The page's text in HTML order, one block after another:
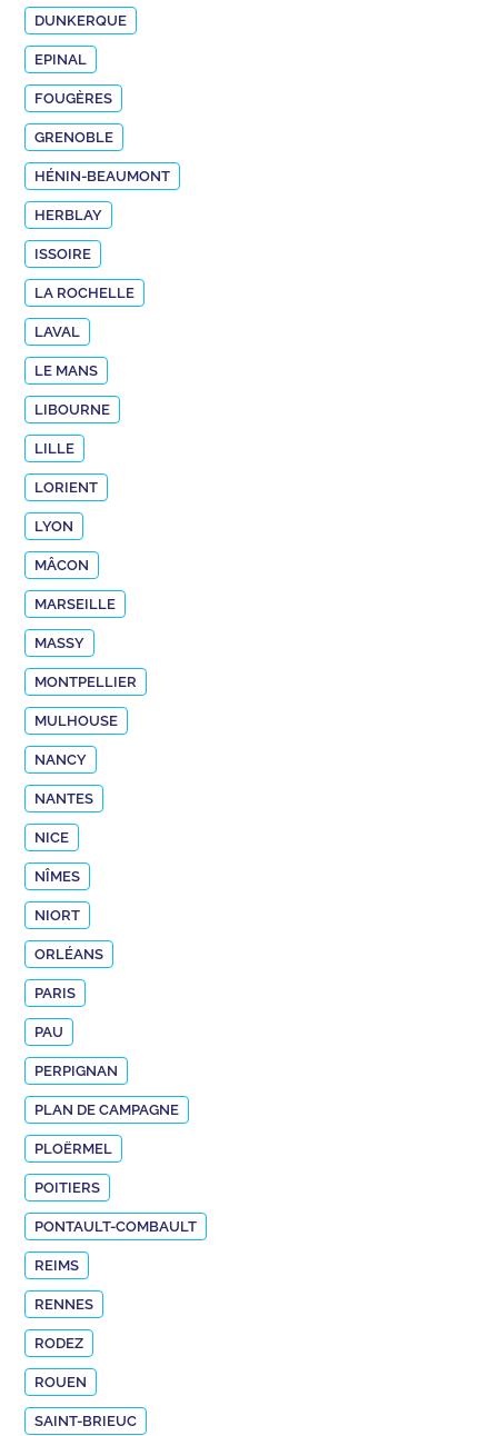
DUNKERQUE
EPINAL
FOUGÈRES
GRENOBLE
HÉNIN-BEAUMONT
HERBLAY
ISSOIRE
LA ROCHELLE
LAVAL
LE MANS
LIBOURNE
LILLE
LORIENT
LYON
MÂCON
MARSEILLE
MASSY
MONTPELLIER
MULHOUSE
NANCY
NANTES
NICE
NÎMES
NIORT
ORLÉANS
PARIS
PAU
PERPIGNAN
PLAN DE CAMPAGNE
PLOËRMEL
POITIERS
PONTAULT-COMBAULT
REIMS
RENNES
RODEZ
ROUEN
SAINT-BRIEUC